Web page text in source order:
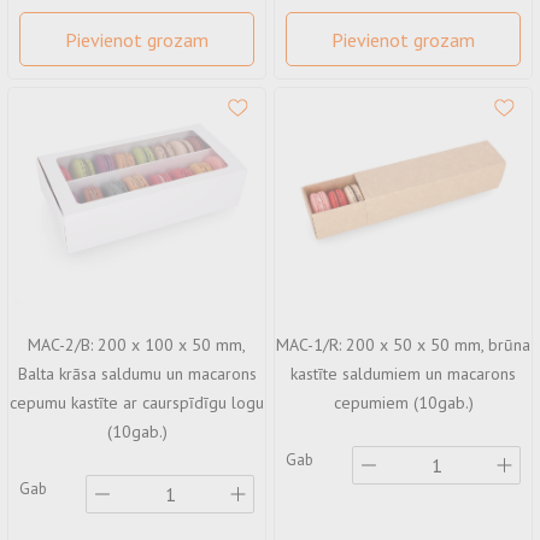
Līmējoša iepakošanas lente ar pielāgotu apdruku
Pievienot grozam Pievienot grozam
MAC-2/B: 200 x 100 x 50 mm,
Balta krāsa saldumu un macarons
cepumu kastīte ar caurspīdīgu logu
(10gab.)
Gab
MAC-1/R: 200 x 50 x 50 mm, brūna
kastīte saldumiem un macarons
cepumiem (10gab.)
Gab